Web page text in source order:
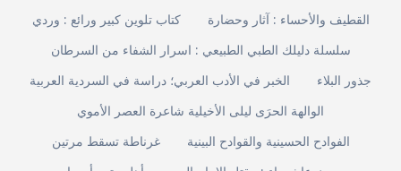
كتاب تلوين كبير ورائع : وردي
القطيف والأحساء : آثار وحضارة
سلسلة دليلك الطبي الطبيعي : اسرار الشفاء من السرطان
الخبر في الأدب العربي؛ دراسة في السردية العربية
جذور البلاء
الوالهة الحرَى ليلى الأخيلية شاعرة العصر الأموي
غرناطة تسقط مرتين
الفوادح الحسينية والقوادح البينية